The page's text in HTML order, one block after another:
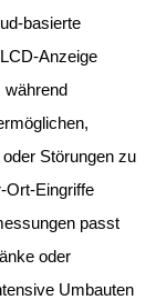
basierte
Anzeige
während
Störungen zu
Ort-Eingriffe
passt
oder
Umbauten